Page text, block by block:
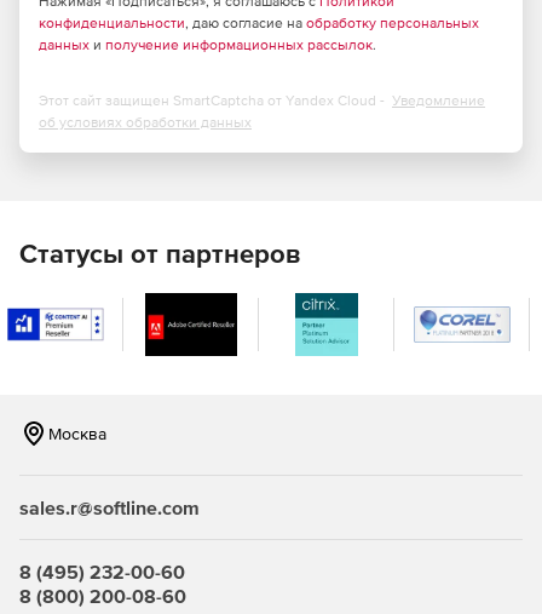
конфиденциальности, даю согласие на обработку персональных
данных и получение информационных рассылок.
Этот сайт защищен SmartCaptcha от Yandex Cloud - Уведомление
об условиях обработки данных
Статусы от партнеров
Москва
sales.r@softline.com
8 (495) 232-00-60
8 (800) 200-08-60